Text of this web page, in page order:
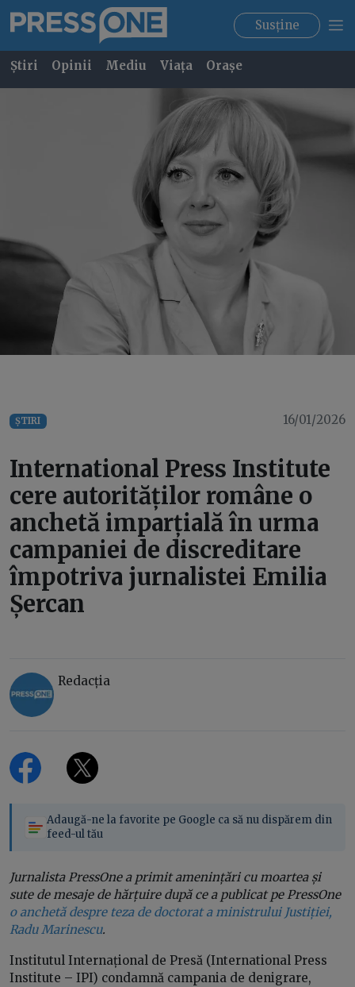
Susține
Știri Opinii Mediu Viața Orașe
ȘTIRI 16/01/2026
International Press Institute
cere autorităților române o
anchetă imparțială în urma
campaniei de discreditare
împotriva jurnalistei Emilia
Șercan
Redacția
Adaugă-ne la favorite pe Google ca să nu dispărem din
feed-ul tău
Jurnalista PressOne a primit amenințări cu moartea și
sute de mesaje de hărțuire după ce a publicat pe PressOne
o anchetă despre teza de doctorat a ministrului Justiției,
Radu Marinescu.
Institutul Internațional de Presă (International Press
Institute – IPI) condamnă campania de denigrare,